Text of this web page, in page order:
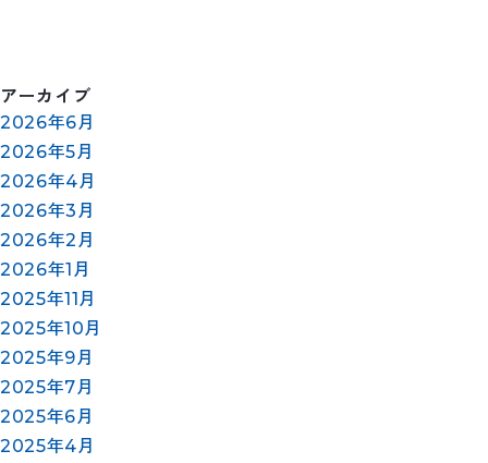
アーカイブ
2026年6月
2026年5月
2026年4月
2026年3月
2026年2月
2026年1月
2025年11月
2025年10月
2025年9月
2025年7月
2025年6月
2025年4月